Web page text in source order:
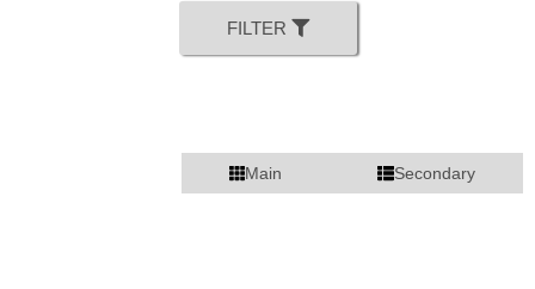
FILTER
Main Secondary